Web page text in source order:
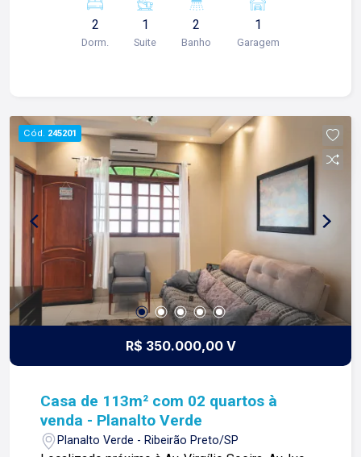
de serviços; -Quintal; -01 vagas de garagem;
-Área de churrasco; -Piscina; -Portão eletrônico;
Para mais informações e agendamento de visita,
2
Dorm.
1
Suite
2
Banho
1
Garagem
Cód. 245201
R$ 350.000,00 V
Casa de 113m² com 02 quartos à
venda - Planalto Verde
Planalto Verde - Ribeirão Preto/SP